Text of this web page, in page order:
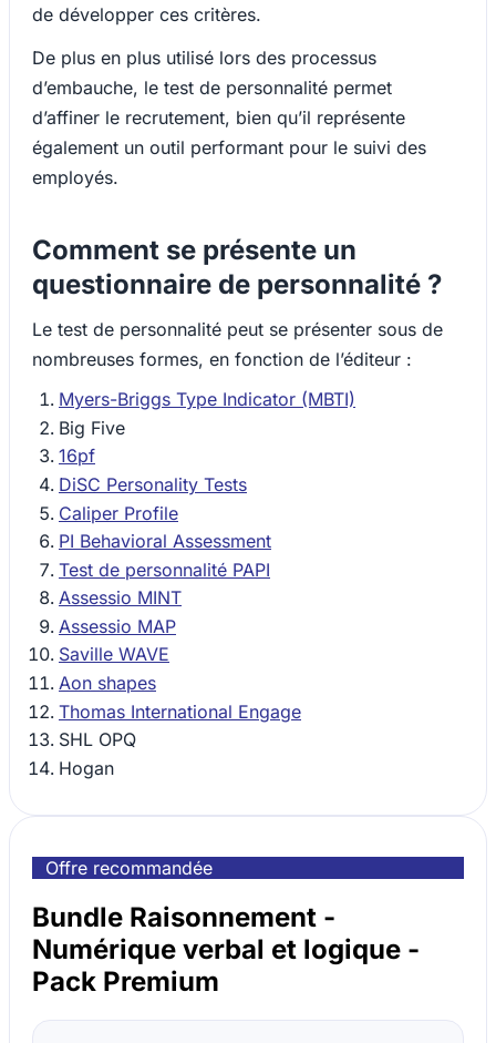
de développer ces critères.
De plus en plus utilisé lors des processus
d’embauche, le test de personnalité permet
d’affiner le recrutement, bien qu’il représente
également un outil performant pour le suivi des
employés.
Comment se présente un
questionnaire de personnalité ?
Le test de personnalité peut se présenter sous de
nombreuses formes, en fonction de l’éditeur :
Myers-Briggs Type Indicator (MBTI)
Big Five
16pf
DiSC Personality Tests
Caliper Profile
PI Behavioral Assessment
Test de personnalité PAPI
Assessio MINT
Assessio MAP
Saville WAVE
Aon shapes
Thomas International Engage
SHL OPQ
Hogan
Offre recommandée
Bundle Raisonnement -
Numérique verbal et logique -
Pack Premium